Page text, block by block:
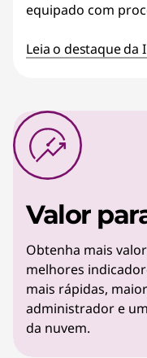
equipado com
Leia o destaque da
Valor
Obtenha mais
melhores
mais rápidas,
administrador e
da nuvem.